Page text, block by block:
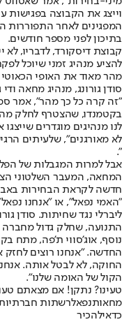
וייצג את הקבוצה בפגישות
המפגינים לאחר התפוררות
בתיכון לפני מספר חודשים.
קבוצת דיסקורד, לדבריו,
להציע מנהיג זמני שיוכל
מהר מאוד את האופי
סודן גורונג, מנהיג מחאה ודי
בקטמנדו, שהצטרף לחלק
לנו מנהיגים מוגדרים
לא מאורגנים", שלעיתים
".
אבל למרות המגבלות של
המחאה, המעבר השלטוני
"האמי נפאל", או "אנחנו
התנועה, שחלק גדול
נוסף, אוג'סווי ת'פה, מתח
החדשה. "אנחנו רוצים
החוקה, לא לבטל אותה.
הקול של האומה שלנו".
טעינו? נתקן! אם מצאתם
מחאותנפאלרשתות
כדאילהכיר